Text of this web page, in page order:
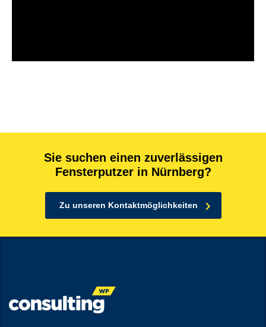
Sie suchen einen zuverlässigen
Fensterputzer in Nürnberg?
Zu unseren Kontaktmöglichkeiten